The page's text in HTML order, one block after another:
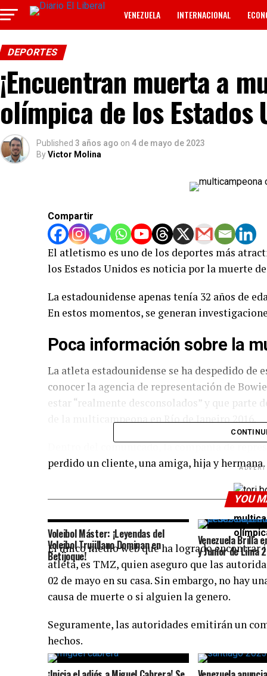
VENEZUELA INTERNACIONAL
DEPORTES
¡Encuentran muerta a
olímpica de los Estados
Published 3 años ago on 4 de mayo de 2023
ByVictor Molina
Compartir
El atletismo es uno de los deportes más
los Estados Unidos es noticia por la muerte
La estadounidense apenas tenía 32 años de
En estos momentos, se generan
Poca información sobre la
La atleta estadounidense se ha despedido
conocer la agencia de representación de
estar “realmente desconsolados” y que parte
de la multicampeona en Río de Janeiro 2016.
Dentro del comunicado, la compañía de
perdido un cliente, una amiga, hija y hermana.
Tori
El único medio web que ha logrado
atleta, es TMZ, quien aseguro que las
02 de mayo en su casa. Sin embargo, no hay
causa de muerte o si alguien la genero.
Seguramente, las autoridades emitirán un
hechos.
YOU
Voleibol Máster: ¡Leyendas del
Voleibol Trujillano Dominan en
Betijoque!
Venezuela Brilla
y Junior de Lima